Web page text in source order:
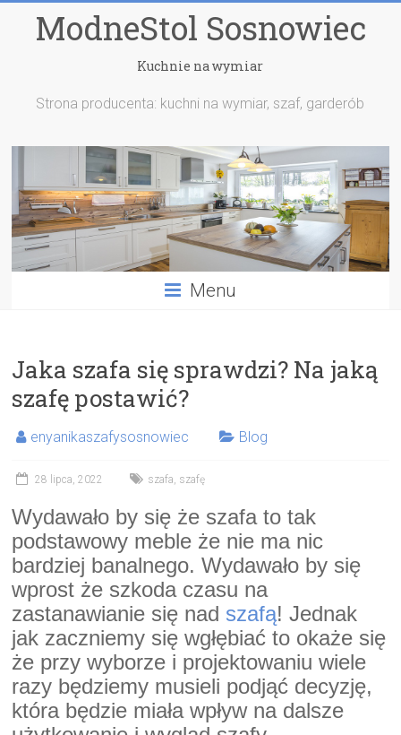
ModneStol Sosnowiec
Kuchnie na wymiar
Strona producenta: kuchni na wymiar, szaf, garderób
Menu
Jaka szafa się sprawdzi? Na jaką
szafę postawić?
enyanikaszafysosnowiec Blog
28 lipca, 2022 szafa, szafę
Wydawało by się że szafa to tak
podstawowy meble że nie ma nic
bardziej banalnego. Wydawało by się
wprost że szkoda czasu na
zastanawianie się nad szafą! Jednak
jak zaczniemy się wgłębiać to okaże się
że przy wyborze i projektowaniu wiele
razy będziemy musieli podjąć decyzję,
która będzie miała wpływ na dalsze